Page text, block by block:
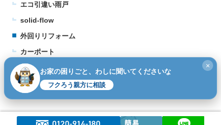
エコ引違い雨戸
solid-flow
外回りリフォーム
カーポート
ウッドデッキ
テラス
お家の困りごと、わしに聞いてくださいな
フクろう親方に相談
×